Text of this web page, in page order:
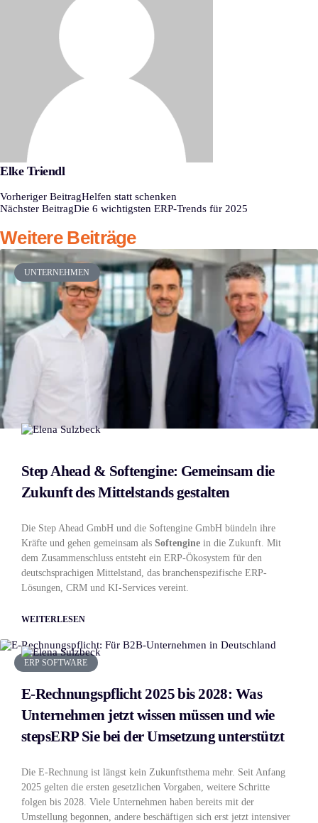
Elke Triendl
Vorheriger BeitragHelfen statt schenken
Nächster BeitragDie 6 wichtigsten ERP-Trends für 2025
Weitere Beiträge
UNTERNEHMEN
Step Ahead & Softengine: Gemeinsam die
Zukunft des Mittelstands gestalten
Die Step Ahead GmbH und die Softengine GmbH bündeln ihre
Kräfte und gehen gemeinsam als Softengine in die Zukunft. Mit
dem Zusammenschluss entsteht ein ERP-Ökosystem für den
deutschsprachigen Mittelstand, das branchenspezifische ERP-
Lösungen, CRM und KI-Services vereint.
WEITERLESEN
ERP SOFTWARE
E-Rechnungspflicht 2025 bis 2028: Was
Unternehmen jetzt wissen müssen und wie
stepsERP Sie bei der Umsetzung unterstützt
Die E-Rechnung ist längst kein Zukunftsthema mehr. Seit Anfang
2025 gelten die ersten gesetzlichen Vorgaben, weitere Schritte
folgen bis 2028. Viele Unternehmen haben bereits mit der
Umstellung begonnen, andere beschäftigen sich erst jetzt intensiver